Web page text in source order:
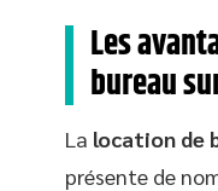
Les
bureau
La location de
présente de